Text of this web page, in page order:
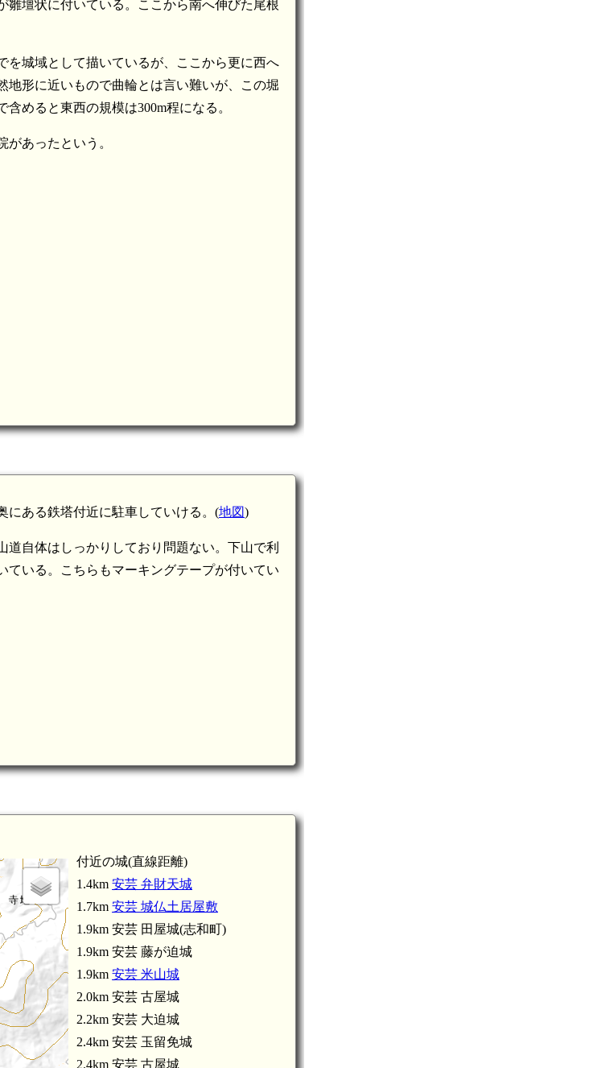
壇状に付いている。ここから南へ伸びた尾根
を城域として描いているが、ここから更に西へ
形に近いもので曲輪とは言い難いが、この堀
めると東西の規模は300m程になる。
あったという。
にある鉄塔付近に駐車していける。(地図)
自体はしっかりしており問題ない。下山で利
ている。こちらもマーキングテープが付いてい
付近の城(直線距離)
1.4km 安芸 弁財天城
1.7km 安芸 城仏土居屋敷
1.9km 安芸 田屋城(志和町)
1.9km 安芸 藤が迫城
1.9km 安芸 米山城
2.0km 安芸 古屋城
2.2km 安芸 大迫城
2.4km 安芸 玉留免城
2.4km 安芸 古屋城